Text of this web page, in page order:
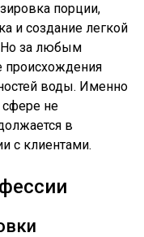
порции,
и создание легкой
Но за любым
происхождения
воды. Именно
сфере не
в
с клиентами.